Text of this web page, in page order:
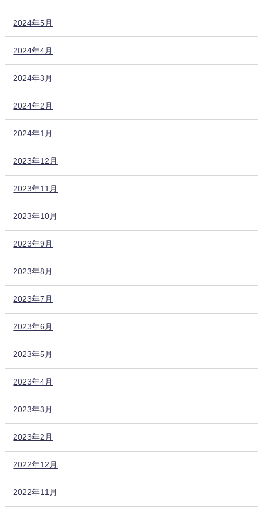
2024年5月
2024年4月
2024年3月
2024年2月
2024年1月
2023年12月
2023年11月
2023年10月
2023年9月
2023年8月
2023年7月
2023年6月
2023年5月
2023年4月
2023年3月
2023年2月
2022年12月
2022年11月